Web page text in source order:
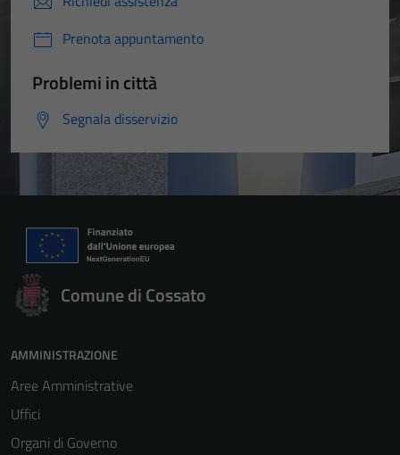
Prenota appuntamento
Problemi in città
Segnala disservizio
Comune di Cossato
AMMINISTRAZIONE
Aree Amministrative
Uffici
Organi di Governo